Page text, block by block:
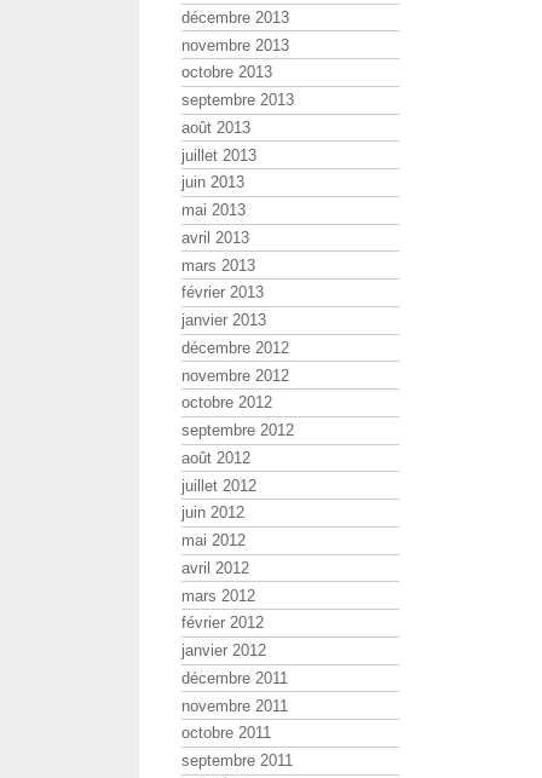
décembre 2013
novembre 2013
octobre 2013
septembre 2013
août 2013
juillet 2013
juin 2013
mai 2013
avril 2013
mars 2013
février 2013
janvier 2013
décembre 2012
novembre 2012
octobre 2012
septembre 2012
août 2012
juillet 2012
juin 2012
mai 2012
avril 2012
mars 2012
février 2012
janvier 2012
décembre 2011
novembre 2011
octobre 2011
septembre 2011